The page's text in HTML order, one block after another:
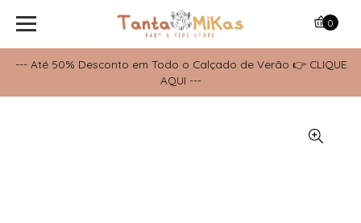
--- Até 50% Desconto em Todo o Calçado de Verão 👉 CLIQUE
AQUI ---
0